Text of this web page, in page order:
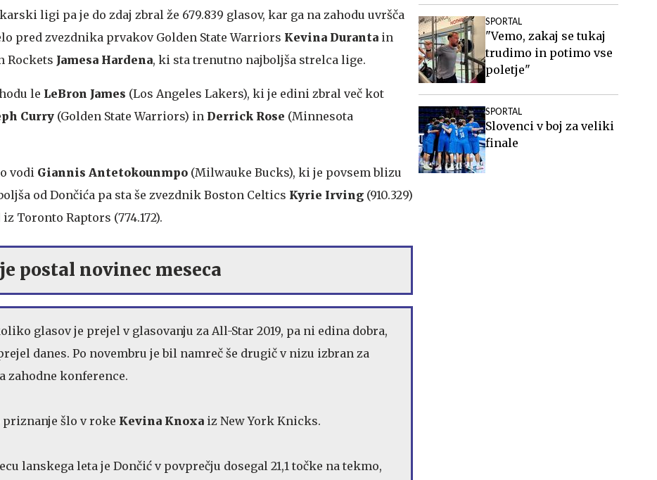
ligi pa je do zdaj zbral že 679.839 glasov, kar ga na zahodu uvršča
pred zvezdnika prvakov Golden State Warriors Kevina Duranta in
Rockets Jamesa Hardena, ki sta trenutno najboljša strelca lige.
le LeBron James (Los Angeles Lakers), ki je edini zbral več kot
Curry (Golden State Warriors) in Derrick Rose (Minnesota
vodi Giannis Antetokounmpo (Milwauke Bucks), ki je povsem blizu
od Dončića pa sta še zvezdnik Boston Celtics Kyrie Irving (910.329)
iz Toronto Raptors (774.172).
postal novinec meseca
glasov je prejel v glasovanju za All-Star 2019, pa ni edina dobra,
danes. Po novembru je bil namreč še drugič v nizu izbran za
zahodne konference.
priznanje šlo v roke Kevina Knoxa iz New York Knicks.
lanskega leta je Dončić v povprečju dosegal 21,1 točke na tekmo,
SPORTAL
"Vemo, zakaj se tukaj
trudimo in potimo vse
poletje"
SPORTAL
Slovenci v boj za veliki
finale